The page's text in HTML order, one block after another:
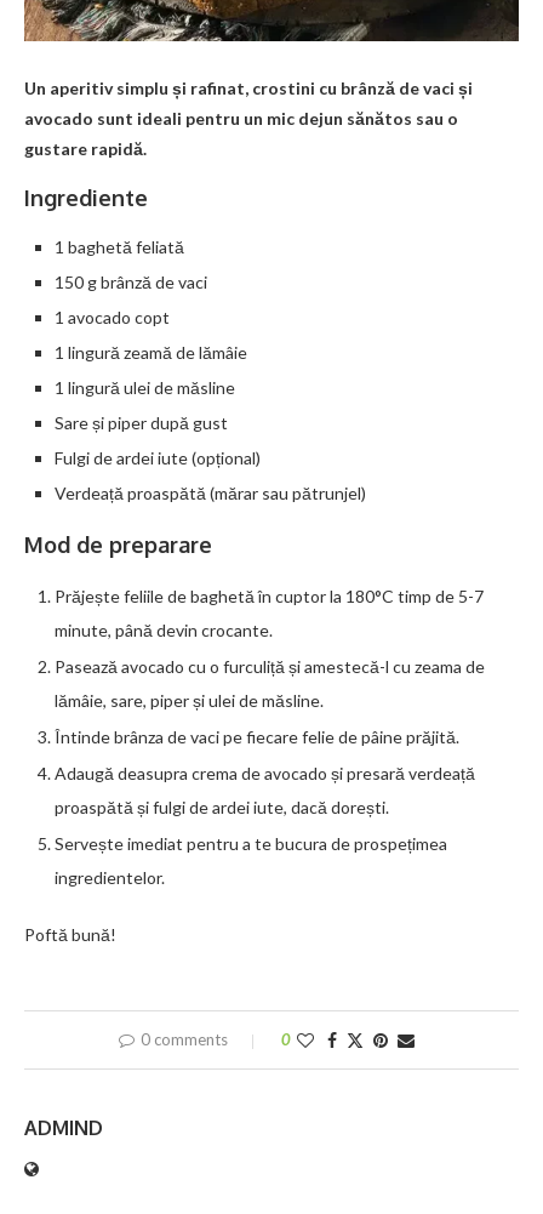
Un aperitiv simplu și rafinat, crostini cu brânză de vaci și
avocado sunt ideali pentru un mic dejun sănătos sau o
gustare rapidă.
Ingrediente
1 baghetă feliată
150 g brânză de vaci
1 avocado copt
1 lingură zeamă de lămâie
1 lingură ulei de măsline
Sare și piper după gust
Fulgi de ardei iute (opțional)
Verdeață proaspătă (mărar sau pătrunjel)
Mod de preparare
Prăjește feliile de baghetă în cuptor la 180°C timp de 5-7
minute, până devin crocante.
Pasează avocado cu o furculiță și amestecă-l cu zeama de
lămâie, sare, piper și ulei de măsline.
Întinde brânza de vaci pe fiecare felie de pâine prăjită.
Adaugă deasupra crema de avocado și presară verdeață
proaspătă și fulgi de ardei iute, dacă dorești.
Servește imediat pentru a te bucura de prospețimea
ingredientelor.
Poftă bună!
0 comments 0
ADMIND